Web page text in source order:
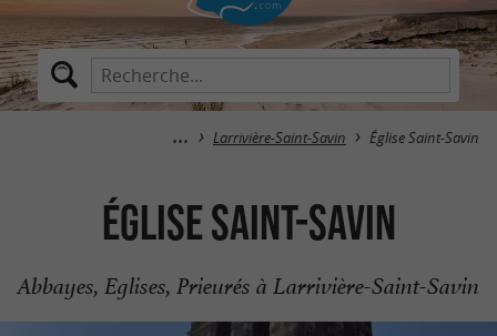
Larrivière-Saint-Savin Église Saint-Savin
Église Saint-Savin
Abbayes, Eglises, Prieurés à Larrivière-Saint-Savin